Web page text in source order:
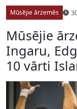
Mūsējie ārzemēs
Mūsējie
Ingaru,
10 vārti